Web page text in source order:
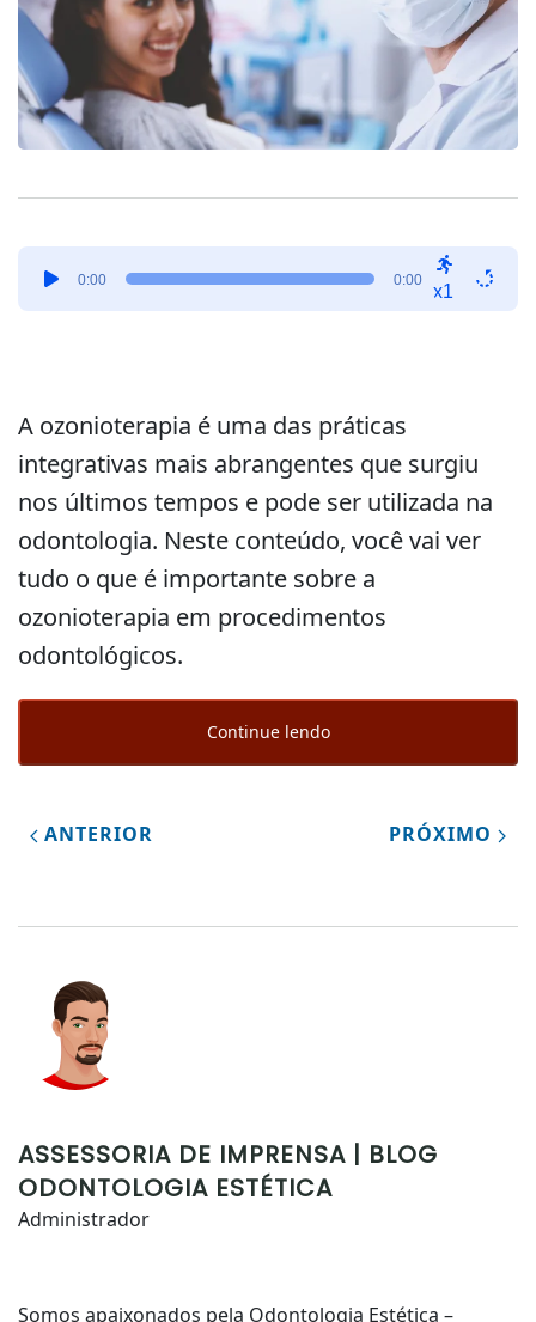
0:00 0:00
x1
A ozonioterapia é uma das práticas
integrativas mais abrangentes que surgiu
nos últimos tempos e pode ser utilizada na
odontologia. Neste conteúdo, você vai ver
tudo o que é importante sobre a
ozonioterapia em procedimentos
odontológicos.
Continue lendo
ANTERIOR PRÓXIMO
ASSESSORIA DE IMPRENSA | BLOG
ODONTOLOGIA ESTÉTICA
Administrador
Somos apaixonados pela Odontologia Estética –